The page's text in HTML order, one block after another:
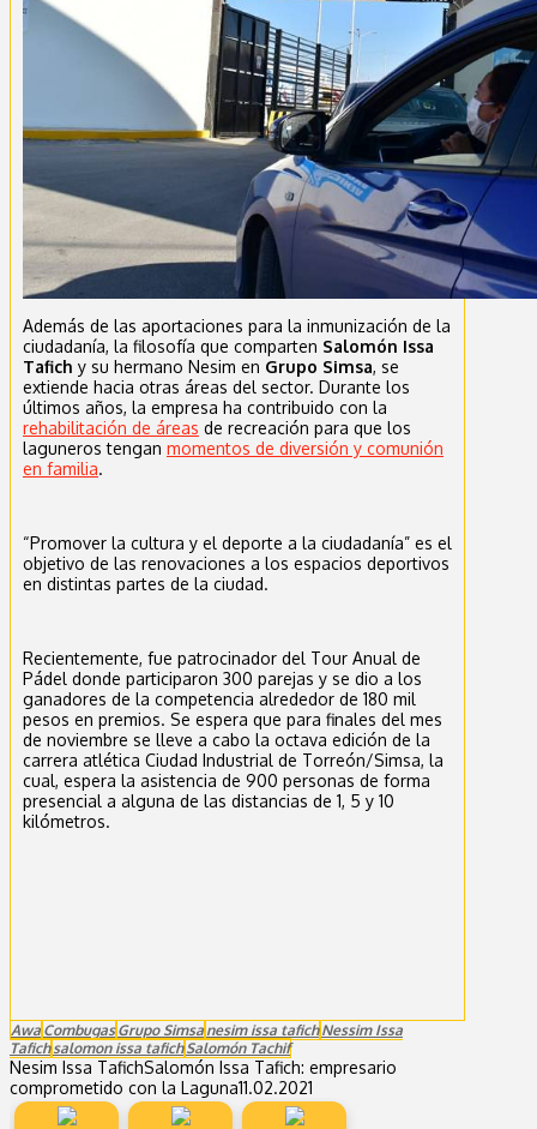
Además de las aportaciones para la inmunización de la
ciudadanía, la filosofía que comparten Salomón Issa
Tafich y su hermano Nesim en Grupo Simsa, se
extiende hacia otras áreas del sector. Durante los
últimos años, la empresa ha contribuido con la
rehabilitación de áreas de recreación para que los
laguneros tengan momentos de diversión y comunión
en familia.
“Promover la cultura y el deporte a la ciudadanía” es el
objetivo de las renovaciones a los espacios deportivos
en distintas partes de la ciudad.
Recientemente, fue patrocinador del Tour Anual de
Pádel donde participaron 300 parejas y se dio a los
ganadores de la competencia alrededor de 180 mil
pesos en premios. Se espera que para finales del mes
de noviembre se lleve a cabo la octava edición de la
carrera atlética Ciudad Industrial de Torreón/Simsa, la
cual, espera la asistencia de 900 personas de forma
presencial a alguna de las distancias de 1, 5 y 10
kilómetros.
Awa Combugas Grupo Simsa nesim issa tafich Nessim Issa
Tafich salomon issa tafich Salomón Tachif
Nesim Issa TafichSalomón Issa Tafich: empresario
comprometido con la Laguna11.02.2021